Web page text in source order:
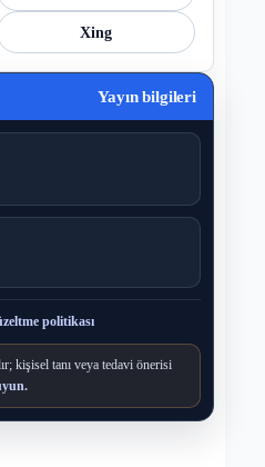
Xing
Yayın bilgileri
politikası
kişisel tanı veya tedavi önerisi